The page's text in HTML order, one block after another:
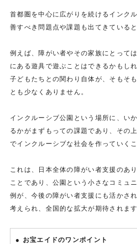
首都圏を中心に広がりを続けるインク
善すべき問題点や課題も出てきていると
例えば、障がい者やその家族にとって
にある遊具で遊ぶことはできるかもし
子どもたちとの関わり自体が、そもそ
とも少なくありません。
インクルーシブ公園という場所に、い
るかがまずもっての課題であり、その
でインクルーシブな社会を作っていく
これは、日本全体の障がい者支援のあ
ことであり、公園という小さなコミュ
例が、今後の障がい者支援にも活かさ
考えられ、全国的な拡大が期待されます
● お宝エイドのワンポイント